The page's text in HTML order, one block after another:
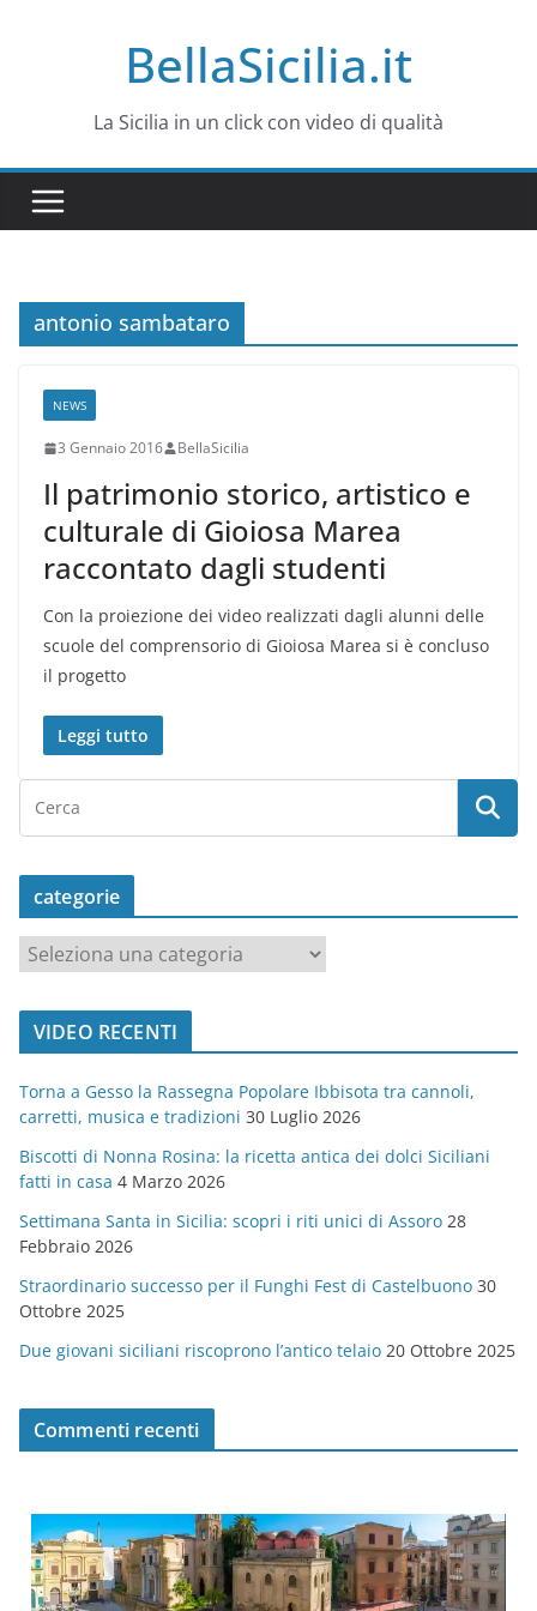
BellaSicilia.it
La Sicilia in un click con video di qualità
antonio sambataro
NEWS
3 Gennaio 2016 BellaSicilia
Il patrimonio storico, artistico e
culturale di Gioiosa Marea
raccontato dagli studenti
Con la proiezione dei video realizzati dagli alunni delle
scuole del comprensorio di Gioiosa Marea si è concluso
il progetto
Leggi tutto
categorie
a
t
o
r
i
e
VIDEO RECENTI
Torna a Gesso la Rassegna Popolare Ibbisota tra cannoli,
carretti, musica e tradizioni 30 Luglio 2026
Biscotti di Nonna Rosina: la ricetta antica dei dolci Siciliani
fatti in casa 4 Marzo 2026
Settimana Santa in Sicilia: scopri i riti unici di Assoro 28
Febbraio 2026
Straordinario successo per il Funghi Fest di Castelbuono 30
Ottobre 2025
Due giovani siciliani riscoprono l’antico telaio 20 Ottobre 2025
Commenti recenti